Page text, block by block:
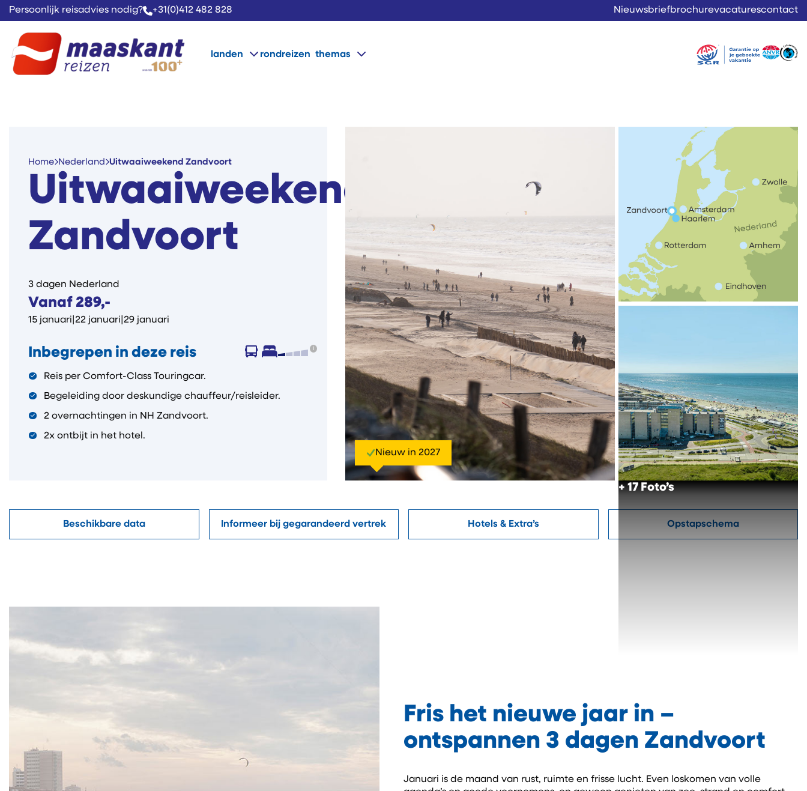
Persoonlijk reisadvies nodig? +31(0)412 482 828 Nieuwsbriefbrochurevacaturescontact
landen rondreizen themas
Home Nederland Uitwaaiweekend Zandvoort
Uitwaaiweekend
Zandvoort
3 dagen Nederland
Vanaf 289,-
15 januari 22 januari 29 januari
Inbegrepen in deze reis
Reis per Comfort-Class Touringcar.
Begeleiding door deskundige chauffeur/reisleider.
2 overnachtingen in NH Zandvoort.
2x ontbijt in het hotel.
Nieuw in 2027
+ 17 Foto’s
Beschikbare data Informeer bij gegarandeerd vertrek Hotels & Extra’s Opstapschema
Fris het nieuwe jaar in –
ontspannen 3 dagen Zandvoort
Januari is de maand van rust, ruimte en frisse lucht. Even loskomen van volle